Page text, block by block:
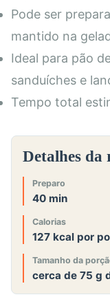
Pode ser
mantido na
Ideal para pão
sanduíches e
Tempo total
Detalhes da
Preparo
40 min
Calorias
127 kcal por
Tamanho da
cerca de 75 g